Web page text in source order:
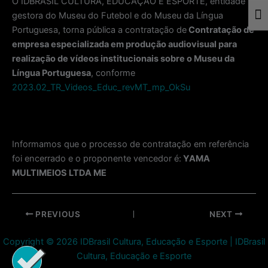
gestora do Museu do Futebol e do Museu da Língua
Portuguesa, torna pública a contratação deContratação de
empresa especializada em produção audiovisual para
realização de vídeos institucionais sobre o Museu da
Língua Portuguesa, conforme
2023.02_TR_Videos_Educ_revMT_mp_OkSu
Informamos que o processo de contratação em referência
foi encerrado e o proponente vencedor é: YAMA
MULTIMEIOS LTDA ME
Post PREVIOUS NEXT
Copyright © 2026 IDBrasil Cultura, Educação e Esporte | IDBrasil
Cultura, Educação e Esporte